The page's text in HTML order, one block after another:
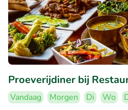
Proeverijdiner bij
Vandaag Morgen Di Wo